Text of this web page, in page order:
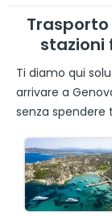
stazioni
Ti diamo qui
arrivare a
senza spendere